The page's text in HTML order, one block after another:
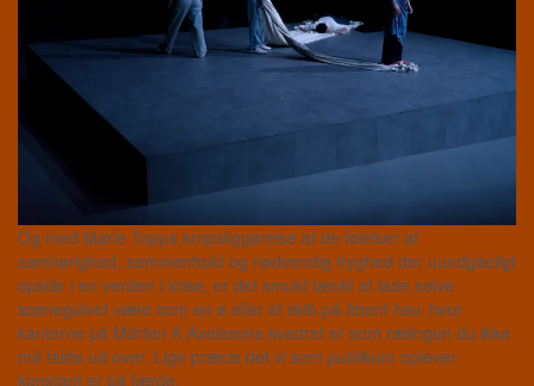
Og med Marie Topps kropsliggørelse af de følelser af
samhørighed, sammenhold og nødvendig tryghed der uundgåeligt
opstår i en verden i krise, er det smukt tænkt at lade selve
scenegulvet være som en ø eller et skib på åbent hav, hvor
kanterne på Mårten K Axelssons kvadrat er som rælingen du ikke
må falde ud over. Lige præcis det vi som publikum oplever
konstant er på færde.